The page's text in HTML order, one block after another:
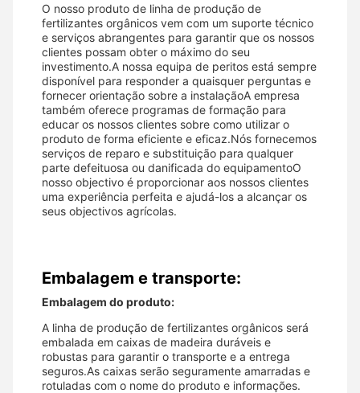
O nosso produto de linha de produção de
fertilizantes orgânicos vem com um suporte técnico
e serviços abrangentes para garantir que os nossos
clientes possam obter o máximo do seu
investimento.A nossa equipa de peritos está sempre
disponível para responder a quaisquer perguntas e
fornecer orientação sobre a instalaçãoA empresa
também oferece programas de formação para
educar os nossos clientes sobre como utilizar o
produto de forma eficiente e eficaz.Nós fornecemos
serviços de reparo e substituição para qualquer
parte defeituosa ou danificada do equipamentoO
nosso objectivo é proporcionar aos nossos clientes
uma experiência perfeita e ajudá-los a alcançar os
seus objectivos agrícolas.
Embalagem e transporte:
Embalagem do produto:
A linha de produção de fertilizantes orgânicos será
embalada em caixas de madeira duráveis e
robustas para garantir o transporte e a entrega
seguros.As caixas serão seguramente amarradas e
rotuladas com o nome do produto e informações.